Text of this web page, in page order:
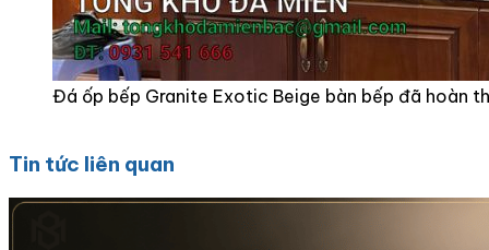
Đá ốp bếp Granite Exotic Beige bàn bếp đã hoàn
Tin tức liên quan